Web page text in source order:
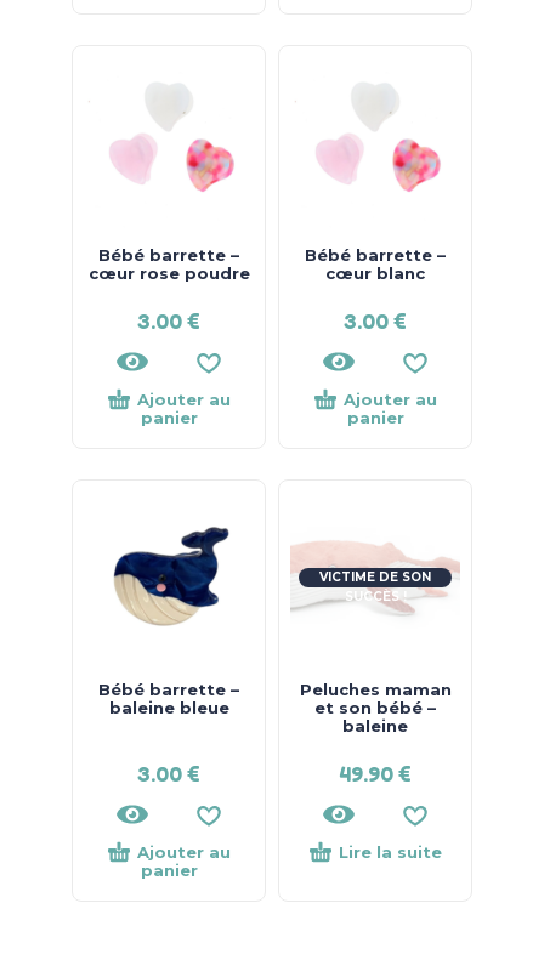
Bébé barrette –
cœur rose poudre
3.00€
Ajouter au
panier
Bébé barrette –
cœur blanc
3.00€
Ajouter au
panier
Bébé barrette –
baleine bleue
3.00€
Ajouter au
panier
VICTIME DE SON
SUCCÈS !
Peluches maman
et son bébé –
baleine
49.90€
Lire la suite